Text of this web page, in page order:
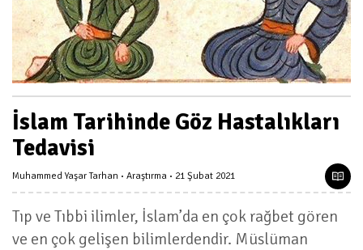
İslam Tarihinde Göz Hastalıkları
Tedavisi
Muhammed Yaşar Tarhan Araştırma 21 Şubat 2021
Tıp ve Tıbbi ilimler, İslam’da en çok rağbet gören
ve en çok gelişen bilimlerdendir. Müslüman